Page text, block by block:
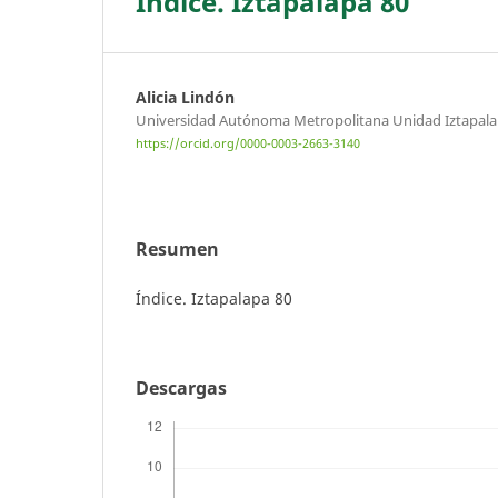
Alicia Lindón
Universidad Autónoma Metropolitana Unidad
https://orcid.org/0000-0003-2663-3140
Resumen
Índice. Iztapalapa 80
Descargas